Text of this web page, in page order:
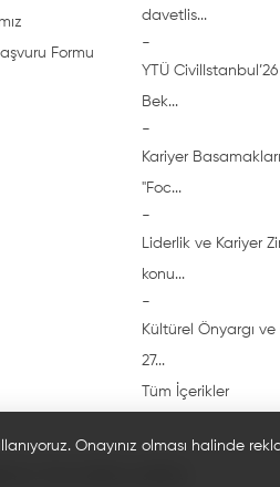
Formu
davetlis...
-
YTÜ CivilIstanbul’26
Bek...
-
Kariyer
"Foc...
-
Liderlik ve Kariyer
konu...
-
Kültürel Önyargı
27...
Tüm İçerikler
Onayınız olması halinde